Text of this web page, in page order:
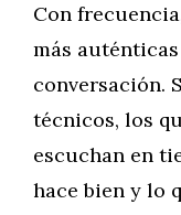
Con
más
conversación.
técnicos, los
escuchan en
hace bien y lo